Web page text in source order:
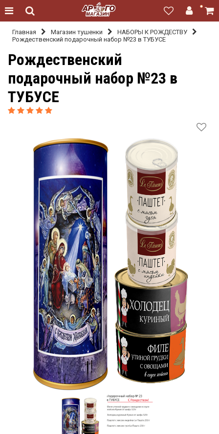
Главная Магазин тушенки
НАБОРЫ К РОЖДЕСТВУ
Рождественский подарочный набор №23 в ТУБУСЕ
Рождественский
подарочный набор №23 в
ТУБУСЕ